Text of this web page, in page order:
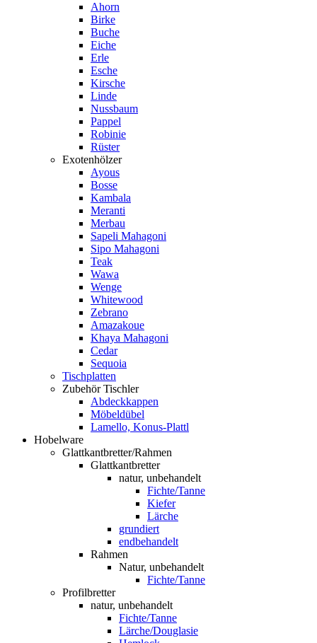
Ahorn
Birke
Buche
Eiche
Erle
Esche
Kirsche
Linde
Nussbaum
Pappel
Robinie
Rüster
Exotenhölzer
Ayous
Bosse
Kambala
Meranti
Merbau
Sapeli Mahagoni
Sipo Mahagoni
Teak
Wawa
Wenge
Whitewood
Zebrano
Amazakoue
Khaya Mahagoni
Cedar
Sequoia
Tischplatten
Zubehör Tischler
Abdeckkappen
Möbeldübel
Lamello, Konus-Plattl
Hobelware
Glattkantbretter/Rahmen
Glattkantbretter
natur, unbehandelt
Fichte/Tanne
Kiefer
Lärche
grundiert
endbehandelt
Rahmen
Natur, unbehandelt
Fichte/Tanne
Profilbretter
natur, unbehandelt
Fichte/Tanne
Lärche/Douglasie